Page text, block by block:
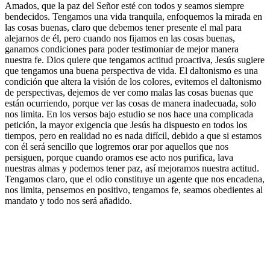
Amados, que la paz del Señor esté con todos y seamos siempre
bendecidos. Tengamos una vida tranquila, enfoquemos la mirada en
las cosas buenas, claro que debemos tener presente el mal para
alejarnos de él, pero cuando nos fijamos en las cosas buenas,
ganamos condiciones para poder testimoniar de mejor manera
nuestra fe. Dios quiere que tengamos actitud proactiva, Jesús sugiere
que tengamos una buena perspectiva de vida. El daltonismo es una
condición que altera la visión de los colores, evitemos el daltonismo
de perspectivas, dejemos de ver como malas las cosas buenas que
están ocurriendo, porque ver las cosas de manera inadecuada, solo
nos limita. En los versos bajo estudio se nos hace una complicada
petición, la mayor exigencia que Jesús ha dispuesto en todos los
tiempos, pero en realidad no es nada difícil, debido a que si estamos
con él será sencillo que logremos orar por aquellos que nos
persiguen, porque cuando oramos ese acto nos purifica, lava
nuestras almas y podemos tener paz, así mejoramos nuestra actitud.
Tengamos claro, que el odio constituye un agente que nos encadena,
nos limita, pensemos en positivo, tengamos fe, seamos obedientes al
mandato y todo nos será añadido.